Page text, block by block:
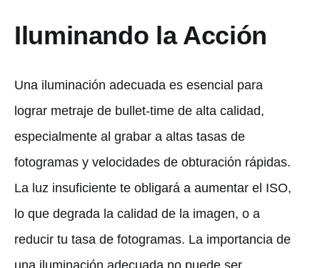
Iluminando la Acción
Una iluminación adecuada es esencial para
lograr metraje de bullet-time de alta calidad,
especialmente al grabar a altas tasas de
fotogramas y velocidades de obturación rápidas.
La luz insuficiente te obligará a aumentar el ISO,
lo que degrada la calidad de la imagen, o a
reducir tu tasa de fotogramas. La importancia de
una iluminación adecuada no puede ser